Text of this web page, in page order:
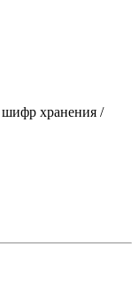
шифр хранения /